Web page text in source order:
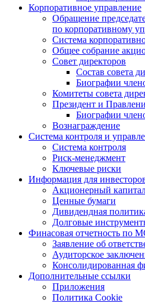
Корпоративное управление
Обращение
по корпоративному
Система
Общее собрание
Совет директоров
Состав совета
Биографии
Комитеты совета
Президент и
Биографии
Вознаграждение
Система контроля и
Система контроля
Риск-менеджмент
Ключевые риски
Информация для
Акционерный
Ценные бумаги
Дивидендная
Долговые
Финасовая отчетность по
Заявление об
Аудиторское
Консолидированная
Дополнительные ссылки
Приложения
Политика Cookie